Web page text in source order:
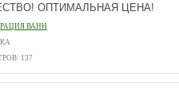
ОПТИМАЛЬНАЯ ЦЕНА!
ВАНН
137